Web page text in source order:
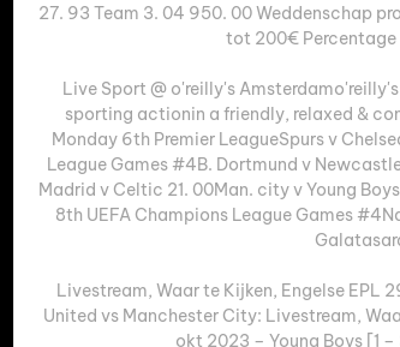
27. 93 Team 3. 04 950. 00 Weddenschap
tot 200€ Percentage
Live Sport @ o'reilly's
sporting actionin a friendly, relaxed &
Monday 6th Premier LeagueSpurs v
League Games #4B. Dortmund v
Madrid v Celtic 21. 00Man. city v Young
8th UEFA Champions League Games
Livestream, Waar te Kijken, Engelse EPL
United vs Manchester City: Livestream,
okt 2023 – Young Boys [1